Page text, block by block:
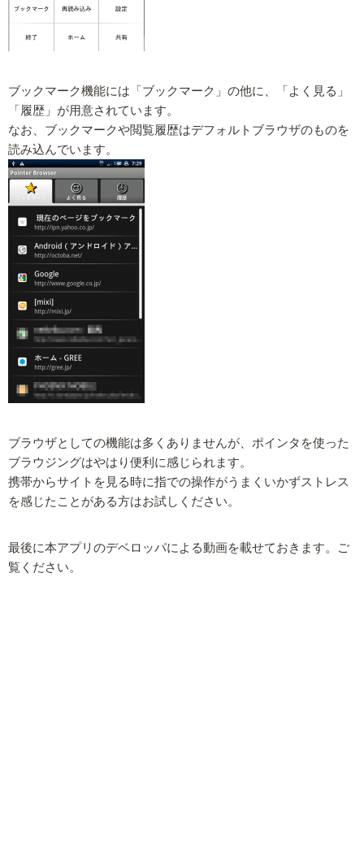
ブックマーク機能には「ブックマーク」の他に、「よく見る」
「履歴」が用意されています。
なお、ブックマークや閲覧履歴はデフォルトブラウザのものを
読み込んでいます。
ブラウザとしての機能は多くありませんが、ポインタを使った
ブラウジングはやはり便利に感じられます。
携帯からサイトを見る時に指での操作がうまくいかずストレス
を感じたことがある方はお試しください。
最後に本アプリのデベロッパによる動画を載せておきます。ご
覧ください。